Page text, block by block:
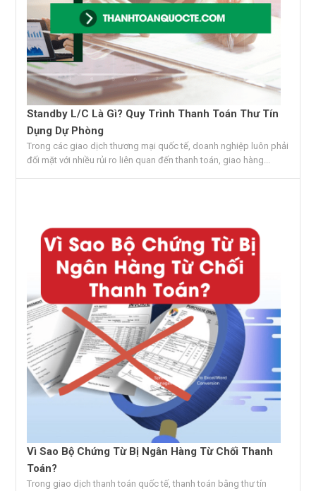
Standby L/C Là Gì? Quy Trình Thanh Toán Thư Tín
Dụng Dự Phòng
Trong các giao dịch thương mại quốc tế, doanh nghiệp luôn phải
đối mặt với nhiều rủi ro liên quan đến thanh toán, giao hàng...
Vì Sao Bộ Chứng Từ Bị Ngân Hàng Từ Chối Thanh
Toán?
Trong giao dịch thanh toán quốc tế, thanh toán bằng thư tín